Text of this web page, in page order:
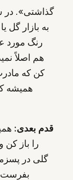
به بازار گل
رنگ مورد
هم اصلاً
کن که
همیشه
قدم بعدی:
را باز
گلی در
بفرست: